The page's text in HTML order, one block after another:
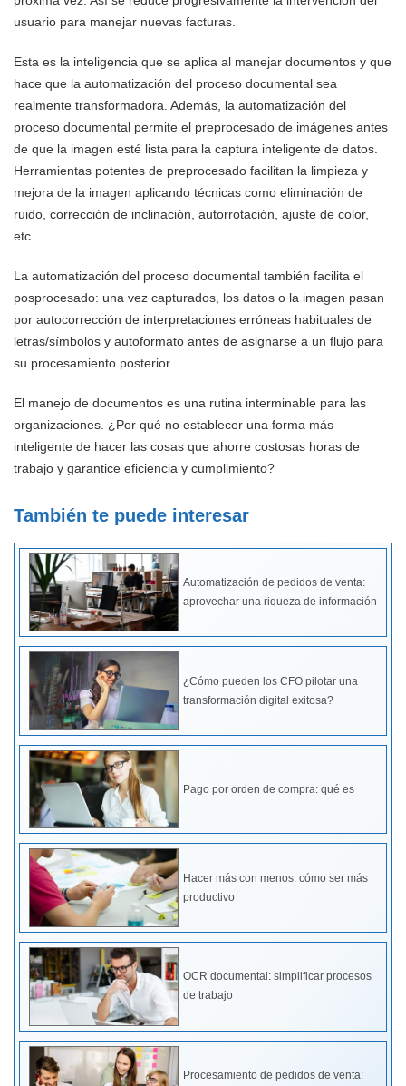
usuario para manejar nuevas facturas.
Esta es la inteligencia que se aplica al manejar documentos y que
hace que la automatización del proceso documental sea
realmente transformadora. Además, la automatización del
proceso documental permite el preprocesado de imágenes antes
de que la imagen esté lista para la captura inteligente de datos.
Herramientas potentes de preprocesado facilitan la limpieza y
mejora de la imagen aplicando técnicas como eliminación de
ruido, corrección de inclinación, autorrotación, ajuste de color,
etc.
La automatización del proceso documental también facilita el
posprocesado: una vez capturados, los datos o la imagen pasan
por autocorrección de interpretaciones erróneas habituales de
letras/símbolos y autoformato antes de asignarse a un flujo para
su procesamiento posterior.
El manejo de documentos es una rutina interminable para las
organizaciones. ¿Por qué no establecer una forma más
inteligente de hacer las cosas que ahorre costosas horas de
trabajo y garantice eficiencia y cumplimiento?
También te puede interesar
Automatización de pedidos de venta:
aprovechar una riqueza de información
¿Cómo pueden los CFO pilotar una
transformación digital exitosa?
Pago por orden de compra: qué es
Hacer más con menos: cómo ser más
productivo
OCR documental: simplificar procesos
de trabajo
Procesamiento de pedidos de venta: